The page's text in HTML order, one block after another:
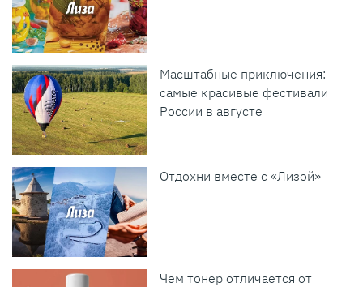
Масштабные приключения:
самые красивые фестивали
России в августе
Отдохни вместе с «Лизой»
Чем тонер отличается от